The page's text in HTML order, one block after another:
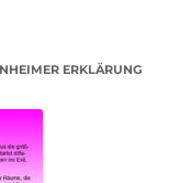
ERKLÄRUNG